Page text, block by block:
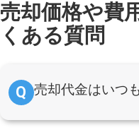
売却価格や費
くある質問
売却代金はいつ